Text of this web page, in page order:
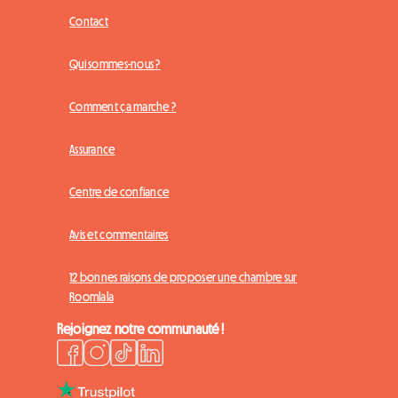
Contact
Qui sommes-nous ?
Comment ça marche ?
Assurance
Centre de confiance
Avis et commentaires
12 bonnes raisons de proposer une chambre sur
Roomlala
Rejoignez notre communauté !